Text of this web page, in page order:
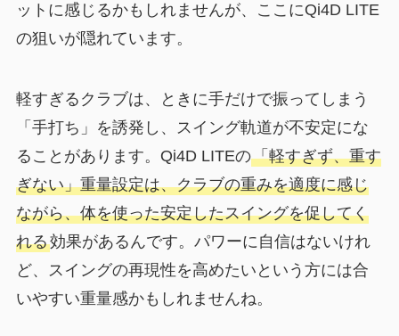
ットに感じるかもしれませんが、ここにQi4D LITE
の狙いが隠れています。
軽すぎるクラブは、ときに手だけで振ってしまう
「手打ち」を誘発し、スイング軌道が不安定にな
ることがあります。Qi4D LITEの「軽すぎず、重す
ぎない」重量設定は、クラブの重みを適度に感じ
ながら、体を使った安定したスイングを促してく
れる効果があるんです。パワーに自信はないけれ
ど、スイングの再現性を高めたいという方には合
いやすい重量感かもしれませんね。